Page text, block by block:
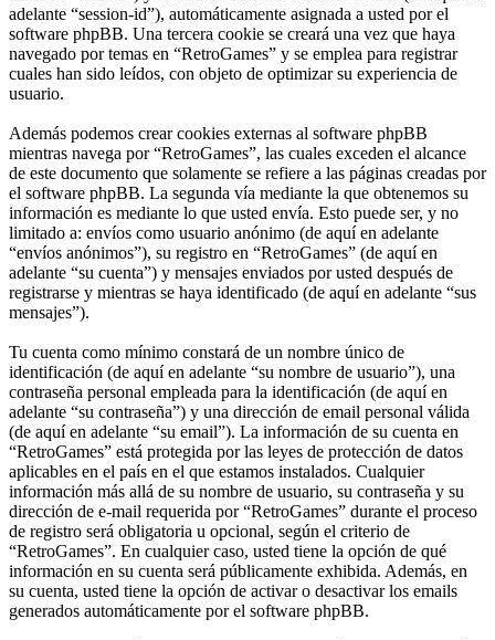
adelante “session-id”), automáticamente asignada a usted por el
software phpBB. Una tercera cookie se creará una vez que haya
navegado por temas en “RetroGames” y se emplea para registrar
cuales han sido leídos, con objeto de optimizar su experiencia de
usuario.
Además podemos crear cookies externas al software phpBB
mientras navega por “RetroGames”, las cuales exceden el alcance
de este documento que solamente se refiere a las páginas creadas por
el software phpBB. La segunda vía mediante la que obtenemos su
información es mediante lo que usted envía. Esto puede ser, y no
limitado a: envíos como usuario anónimo (de aquí en adelante
“envíos anónimos”), su registro en “RetroGames” (de aquí en
adelante “su cuenta”) y mensajes enviados por usted después de
registrarse y mientras se haya identificado (de aquí en adelante “sus
mensajes”).
Tu cuenta como mínimo constará de un nombre único de
identificación (de aquí en adelante “su nombre de usuario”), una
contraseña personal empleada para la identificación (de aquí en
adelante “su contraseña”) y una dirección de email personal válida
(de aquí en adelante “su email”). La información de su cuenta en
“RetroGames” está protegida por las leyes de protección de datos
aplicables en el país en el que estamos instalados. Cualquier
información más allá de su nombre de usuario, su contraseña y su
dirección de e-mail requerida por “RetroGames” durante el proceso
de registro será obligatoria u opcional, según el criterio de
“RetroGames”. En cualquier caso, usted tiene la opción de qué
información en su cuenta será públicamente exhibida. Además, en
su cuenta, usted tiene la opción de activar o desactivar los emails
generados automáticamente por el software phpBB.